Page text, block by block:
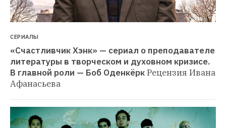
СЕРИАЛЫ
«Счастливчик Хэнк» — сериал о преподавателе
литературы в творческом и духовном кризисе.
В главной роли — Боб ОденкёркРецензия Ивана
Афанасьева